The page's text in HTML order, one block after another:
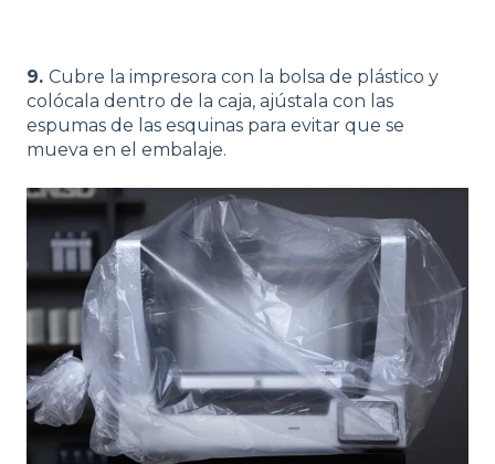
9. Cubre la impresora con la bolsa de plástico y
colócala dentro de la caja, ajústala con las
espumas de las esquinas para evitar que se
mueva en el embalaje.